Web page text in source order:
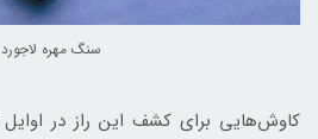
سنگ مهره لاجورد